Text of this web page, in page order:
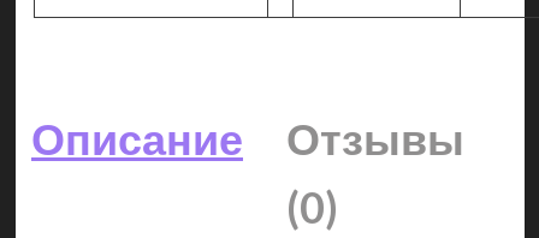
Описание
Отзывы
(0)